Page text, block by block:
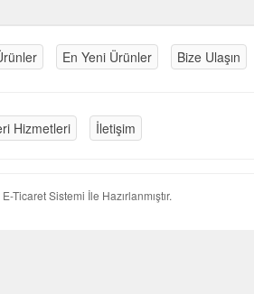
En Yeni Ürünler Bize Ulaşın
Hizmetleri İletişim
E-Ticaret Sistemi İle Hazırlanmıştır.